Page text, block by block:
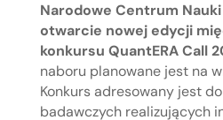
Narodowe Centrum
otwarcie nowej edycji
konkursu QuantERA Call
naboru planowane jest na
Konkurs adresowany jest do
badawczych realizujących